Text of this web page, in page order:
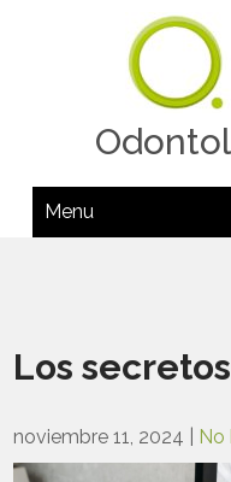
Menu
Los
noviembre 11, 2024 No